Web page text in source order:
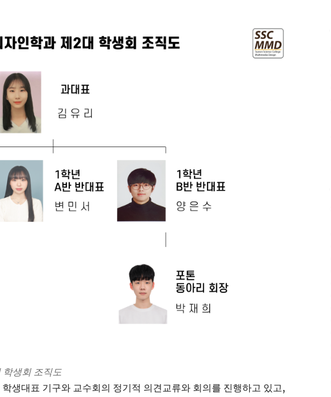
학생회 조직도
생대표 기구와 교수회의 정기적 의견교류와 회의를 진행하고 있고,